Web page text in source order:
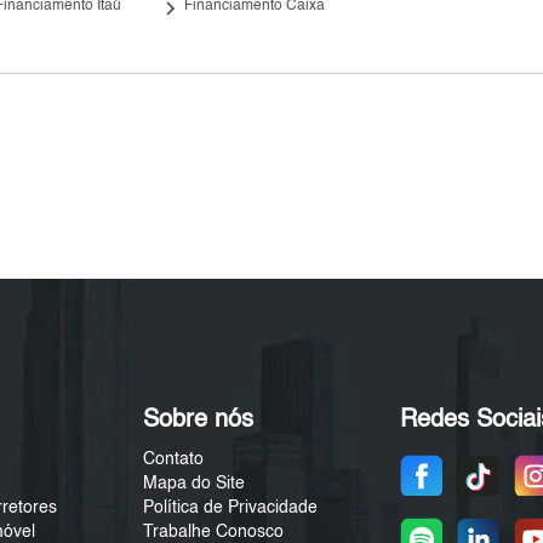
Itaú keyboard_arrow_right Financiamento Caixa
Sobre nós
Contato
Mapa do Site
Política de Privacidade
Trabalhe Conosco
Redes